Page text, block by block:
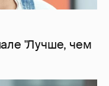
"Лучше, чем